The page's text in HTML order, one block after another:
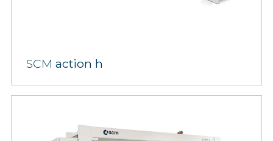
SCM action h